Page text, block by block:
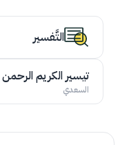
التَّفسير
تيسير الكريم الرحمن
السعدي